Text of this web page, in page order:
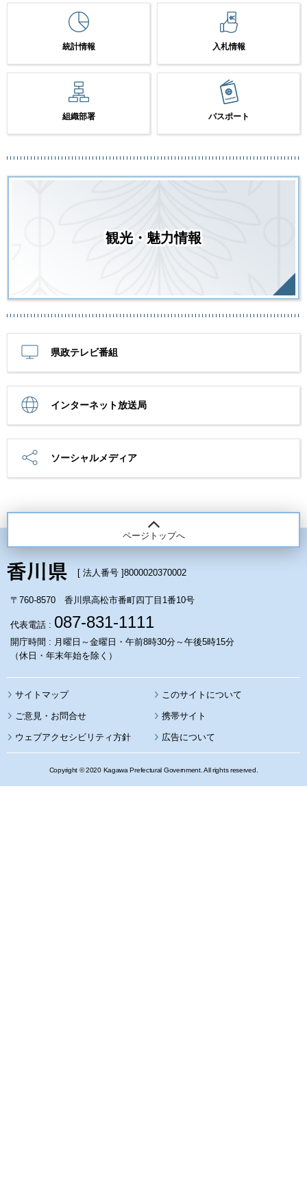
統計情報 入札情報
組織部署 パスポート
観光・魅力情報
県政テレビ番組
インターネット放送局
ソーシャルメディア
ページトップへ
[ 法人番号 ]8000020370002
〒760-8570 香川県高松市番町四丁目1番10号
代表電話 : 087-831-1111
開庁時間 : 月曜日～金曜日・午前8時30分～午後5時15分
（休日・年末年始を除く）
サイトマップ このサイトについて
携帯サイト
ウェブアクセシビリティ方針 広告について
Copyright © 2020 Kagawa Prefectural Government. All rights reserved.